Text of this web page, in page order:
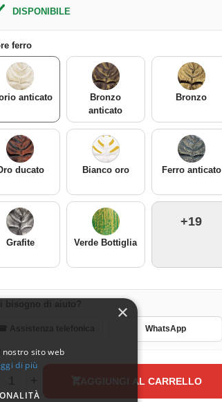
DISPONIBILE
ferro
anticato
Bronzo
anticato
Bronzo
ducato Bianco oro Ferro anticato
Grafite Verde Bottiglia
+19
WhatsApp
AGGIUNGI AL CARRELLO
×
sito web
di più